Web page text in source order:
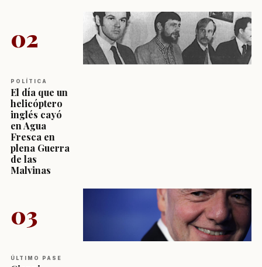
02
POLÍTICA
El día que un
helicóptero
inglés cayó
en Agua
Fresca en
plena Guerra
de las
Malvinas
03
ÚLTIMO PASE